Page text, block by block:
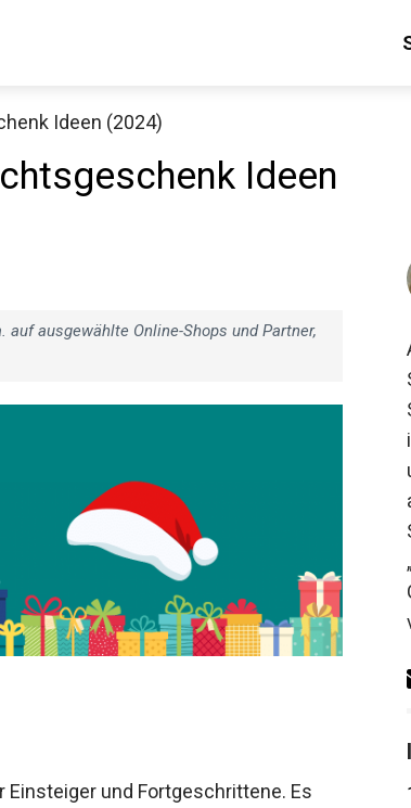
Ideen (2024)
Ideen
ausgewählte Online-Shops und Partner,
Einsteiger und Fortgeschrittene. Es
Decathlon Sale
meistverkauften Produkte im Sale bei Decathlon
Jetzt anschauen